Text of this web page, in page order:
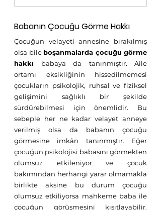
Babanın Çocuğu Görme Hakkı
Çocuğun velayeti annesine bırakılmış
olsa bile boşanmalarda çocuğu görme
hakkı babaya da tanınmıştır. Aile
ortamı eksikliğinin hissedilmemesi
çocukların psikolojik, ruhsal ve fiziksel
gelişimini sağlıklı bir şekilde
sürdürebilmesi için önemlidir. Bu
sebeple her ne kadar velayet anneye
verilmiş olsa da babanın çocuğu
görmesine imkân tanınmıştır. Eğer
çocuğun psikolojisi babasını görmekten
olumsuz etkileniyor ve çocuk
bakımından herhangi yarar olmamakla
birlikte aksine bu durum çocuğu
olumsuz etkiliyorsa mahkeme baba ile
çocuğun görüşmesini kısıtlayabilir.